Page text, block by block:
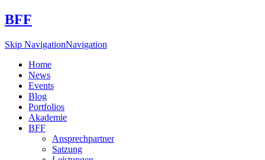
BFF
Skip NavigationNavigation
Home
News
Events
Blog
Portfolios
Akademie
BFF
Ansprechpartner
Satzung